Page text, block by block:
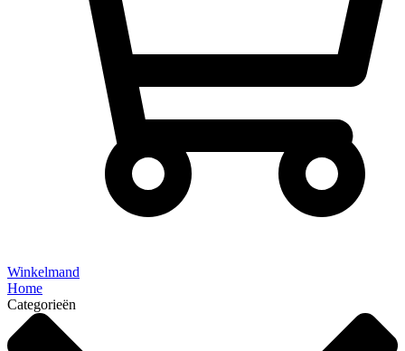
Winkelmand
Home
Categorieën